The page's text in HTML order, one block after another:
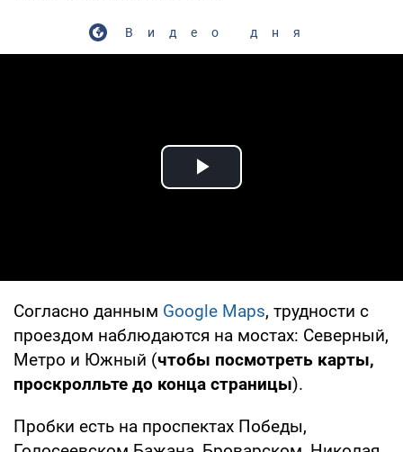
Видео дня
Play Video
Согласно данным Google Maps, трудности с
проездом наблюдаются на мостах: Северный,
Метро и Южный (чтобы посмотреть карты,
проскролльте до конца страницы).
Пробки есть на проспектах Победы,